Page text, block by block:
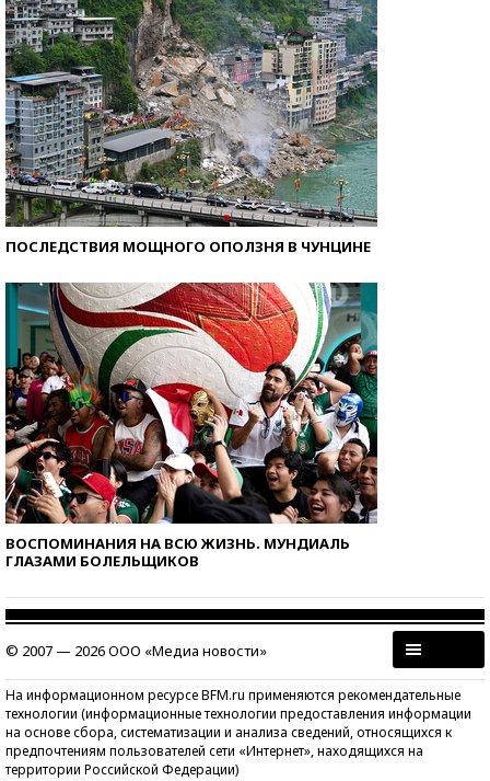
ПОСЛЕДСТВИЯ МОЩНОГО ОПОЛЗНЯ В ЧУНЦИНЕ
ВОСПОМИНАНИЯ НА ВСЮ ЖИЗНЬ. МУНДИАЛЬ
ГЛАЗАМИ БОЛЕЛЬЩИКОВ
© 2007 — 2026 ООО «Медиа новости»
На информационном ресурсе BFM.ru применяются рекомендательные
технологии (информационные технологии предоставления информации
на основе сбора, систематизации и анализа сведений, относящихся к
предпочтениям пользователей сети «Интернет», находящихся на
территории Российской Федерации)